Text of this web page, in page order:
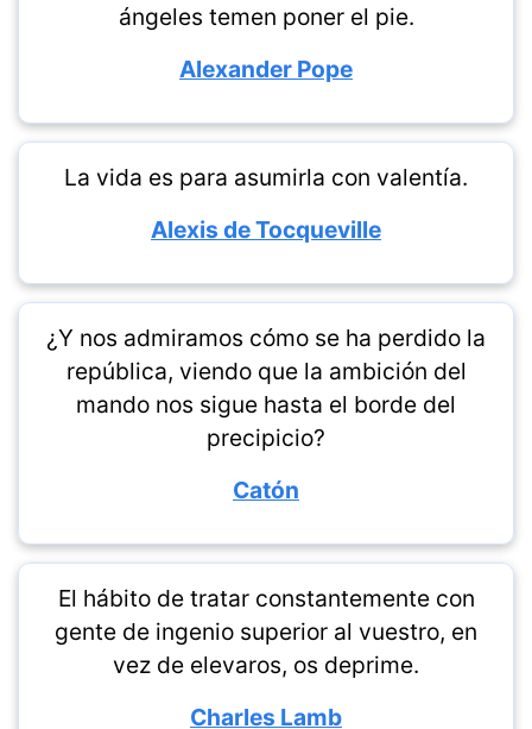
ángeles temen poner el pie.
Alexander Pope
La vida es para asumirla con valentía.
Alexis de Tocqueville
¿Y nos admiramos cómo se ha perdido la
república, viendo que la ambición del
mando nos sigue hasta el borde del
precipicio?
Catón
El hábito de tratar constantemente con
gente de ingenio superior al vuestro, en
vez de elevaros, os deprime.
Charles Lamb